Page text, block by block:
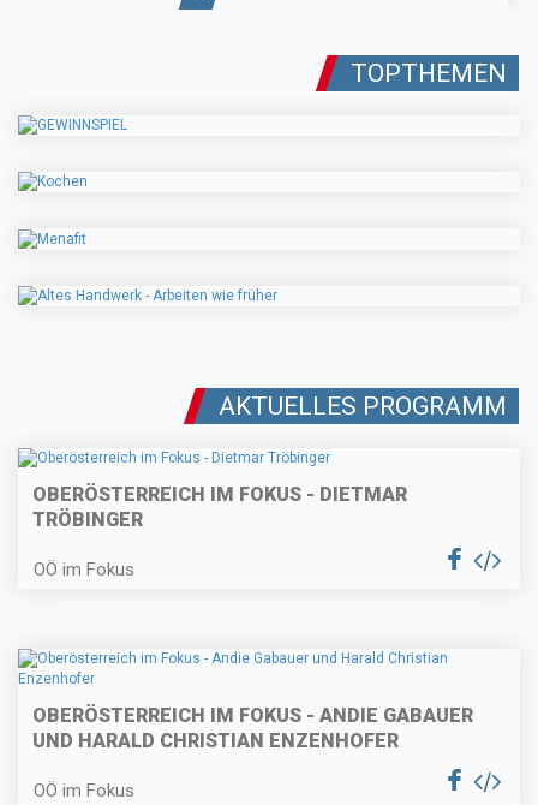
TOPTHEMEN
AKTUELLES PROGRAMM
OBERÖSTERREICH IM FOKUS - DIETMAR
TRÖBINGER
OÖ im Fokus
OBERÖSTERREICH IM FOKUS - ANDIE GABAUER
UND HARALD CHRISTIAN ENZENHOFER
OÖ im Fokus